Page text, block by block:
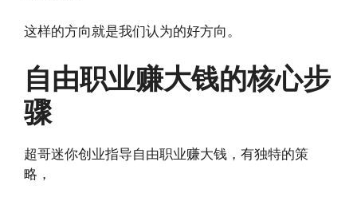
这样的方向就是我们认为的好方向。
自由职业赚大钱的核心步
骤
超哥迷你创业指导自由职业赚大钱，有独特的策
略，